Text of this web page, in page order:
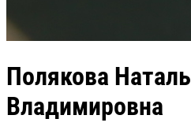
Полякова
Владимировна